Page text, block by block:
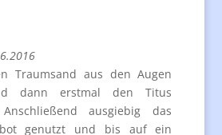
Traumsand aus den Augen
dann erstmal den Titus
ausgiebig das
genutzt und bis auf ein